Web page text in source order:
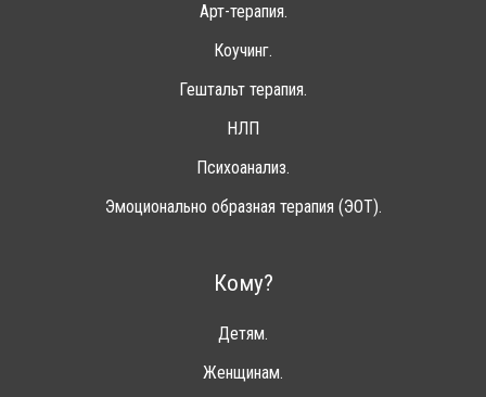
Арт-терапия.
Коучинг.
Гештальт терапия.
НЛП
Психоанализ.
Эмоционально образная терапия (ЭОТ).
Кому?
Детям.
Женщинам.